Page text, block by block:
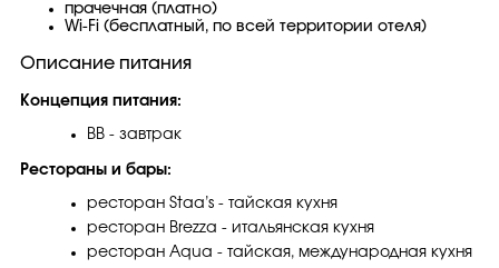
прачечная (платно)
Wi-Fi (бесплатный, по всей территории отеля)
Описание питания
Концепция питания:
BB - завтрак
Рестораны и бары:
ресторан Staa’s - тайская кухня
ресторан Brezza - итальянская кухня
ресторан Aqua - тайская, международная кухня